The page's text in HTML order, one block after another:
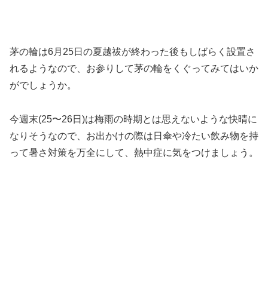
茅の輪は6月25日の夏越祓が終わった後もしばらく設置さ
れるようなので、お参りして茅の輪をくぐってみてはいか
がでしょうか。
今週末(25〜26日)は梅雨の時期とは思えないような快晴に
なりそうなので、お出かけの際は日傘や冷たい飲み物を持
って暑さ対策を万全にして、熱中症に気をつけましょう。